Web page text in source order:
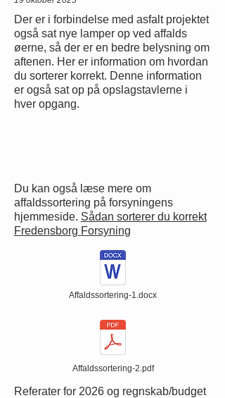
Der er i forbindelse med asfalt projektet
også sat nye lamper op ved affalds
øerne, så der er en bedre belysning om
aftenen. Her er information om hvordan
du sorterer korrekt. Denne information
er også sat op på opslagstavlerne i
hver opgang.
Du kan også læse mere om
affaldssortering på forsyningens
hjemmeside. Sådan sorterer du korrekt
Fredensborg Forsyning
Affaldssortering-1.docx
Affaldssortering-2.pdf
Referater for 2026 og regnskab/budget